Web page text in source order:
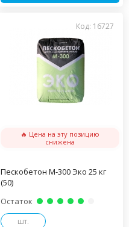
Код: 16727
🔥 Цена на эту позицию
снижена
Пескобетон М-300 Эко 25 кг
(50)
Остаток
шт.